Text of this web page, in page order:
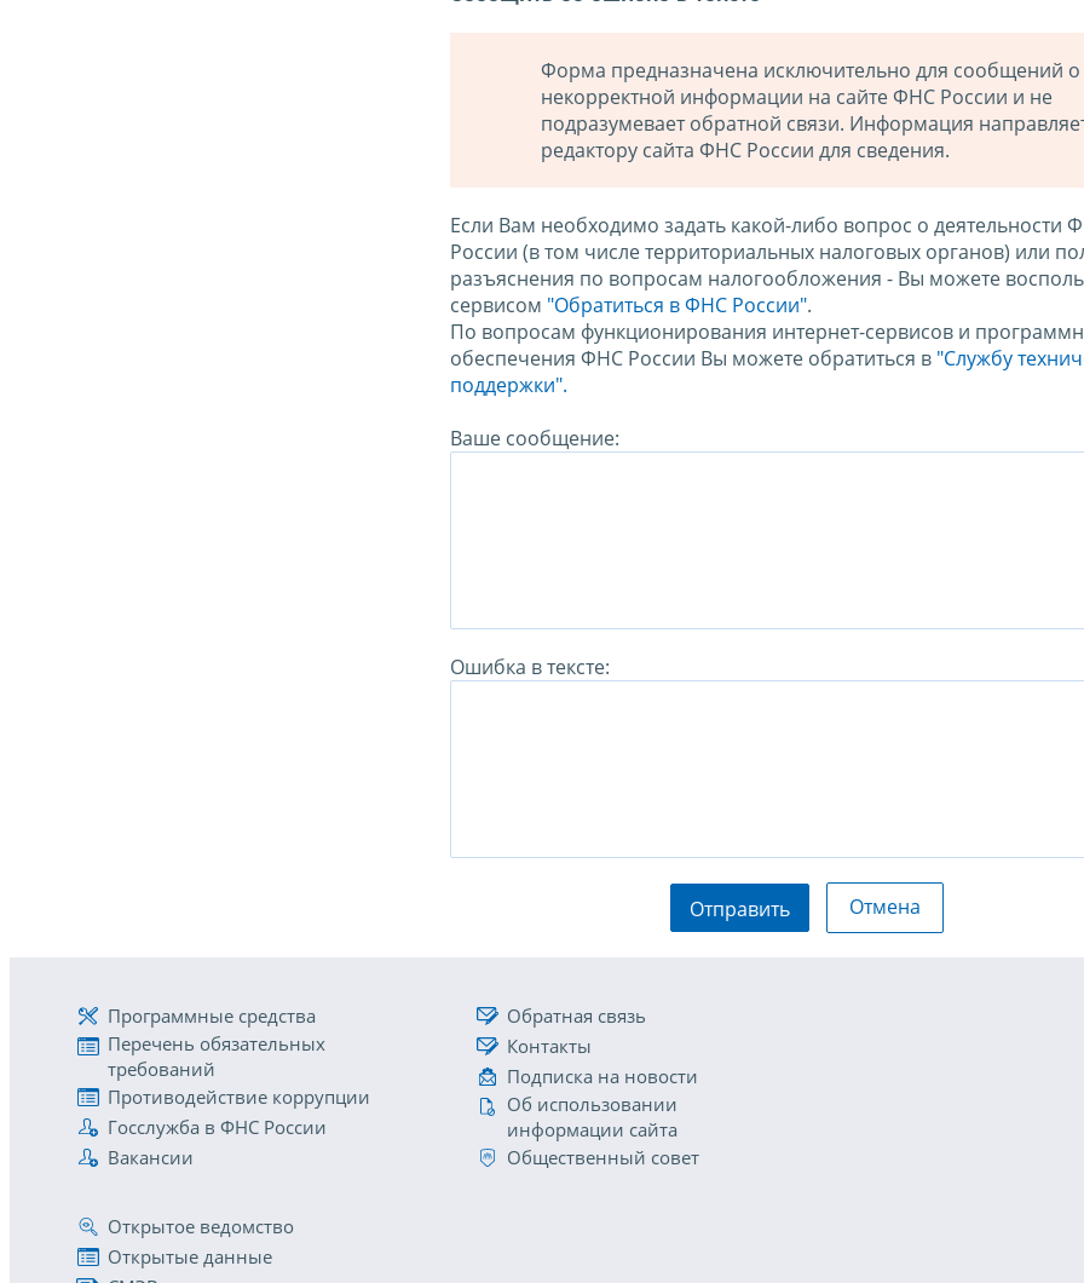
Форма предназначена исключительно для сообщений о
некорректной информации на сайте ФНС России и не
подразумевает обратной связи. Информация
редактору сайта ФНС России для сведения.
Если Вам необходимо задать какой-либо вопрос о деятельности
России (в том числе территориальных налоговых органов) или
разъяснения по вопросам налогообложения - Вы можете
сервисом "Обратиться в ФНС России".
По вопросам функционирования интернет-сервисов и
обеспечения ФНС России Вы можете обратиться в "Службу
поддержки".
Ваше сообщение:
Ошибка в тексте:
Отправить Отмена
Программные средства
Перечень обязательных
требований
Противодействие коррупции
Госслужба в ФНС России
Вакансии
Обратная связь
Контакты
Подписка на новости
Об использовании
информации сайта
Общественный совет
Открытое ведомство
Открытые данные